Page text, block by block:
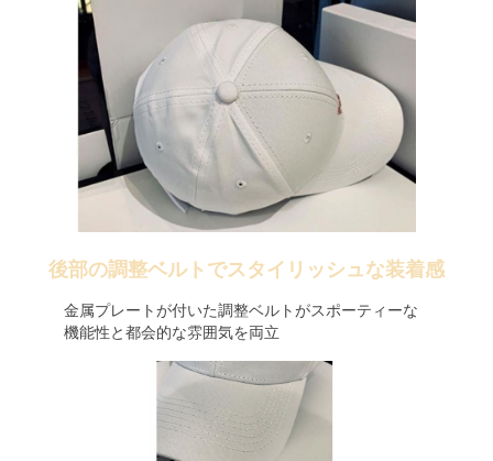
後部の調整ベルトでスタイリッシュな装着感
金属プレートが付いた調整ベルトがスポーティーな
機能性と都会的な雰囲気を両立